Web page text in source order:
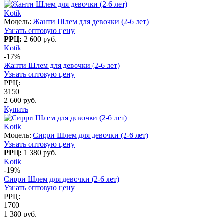
Kotik
Модель: Жанти Шлем для девочки (2-6 лет)
Узнать оптовую цену
РРЦ: 2 600 руб.
Kotik
-17%
Жанти Шлем для девочки (2-6 лет)
Узнать оптовую цену
РРЦ:
3150
2 600 руб.
Купить
Kotik
Модель: Сирри Шлем для девочки (2-6 лет)
Узнать оптовую цену
РРЦ: 1 380 руб.
Kotik
-19%
Сирри Шлем для девочки (2-6 лет)
Узнать оптовую цену
РРЦ:
1700
1 380 руб.